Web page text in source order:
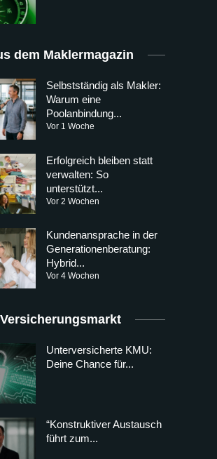
dem Maklermagazin
Selbstständig als Makler:
Warum eine
Poolanbindung...
Vor 1 Woche
Erfolgreich bleiben statt
verwalten: So
unterstützt...
Vor 2 Wochen
Kundenansprache in der
Generationenberatung:
Hybrid...
Vor 4 Wochen
Versicherungsmarkt
Unterversicherte KMU:
Deine Chance für...
“Konstruktiver Austausch
führt zum...